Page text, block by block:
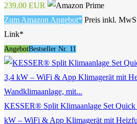
239,00 EUR
Zum Amazon Angebot* Preis inkl.
Link*
AngebotBestseller Nr. 11
KESSER® Split Klimaanlage Set
kW – WiFi & App Klimagerät mit